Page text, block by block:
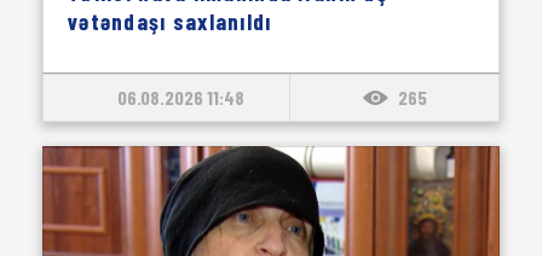
vətəndaşı saxlanıldı
06.08.2026 11:48 265